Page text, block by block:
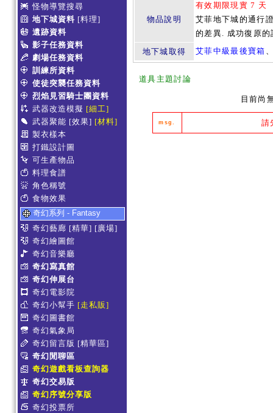
怪物導覽搜尋
地下城資料 [料理]
遺跡資料
影子任務資料
劇場任務資料
訓練所資料
使徒突襲任務資料
烈焰見習騎士團資料
武器改造模擬 [細工]
武器聚能 [效果] [材料]
製衣樣本
打鐵設計圖
可生產物品
料理食譜
角色稱號
食物效果
奇幻系列 - Fantasy
奇幻藝廊 [精華] [廣場]
奇幻繪圖館
奇幻音樂廳
奇幻寫真館
奇幻伸展台
奇幻電影院
奇幻小幫手 [走私販]
奇幻圖書館
奇幻氣象局
奇幻留言版 [精華區]
奇幻閒聊區
奇幻遊戲看板查詢器
奇幻交易版
奇幻序號分享版
奇幻投票所
物品說明
有效期限現實 7 天
艾菲地下城的通行
的差異. 成功復原
地下城取得
艾菲中級最後寶箱
道具主題討論
目前尚
msg. 請